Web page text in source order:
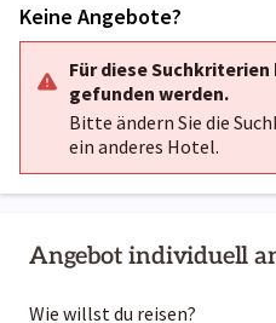
Angebot individuell
Wie willst du reisen?
Keine Angebote?
Für diese
gefunden werden.
Bitte ändern Sie die
ein anderes Hotel.